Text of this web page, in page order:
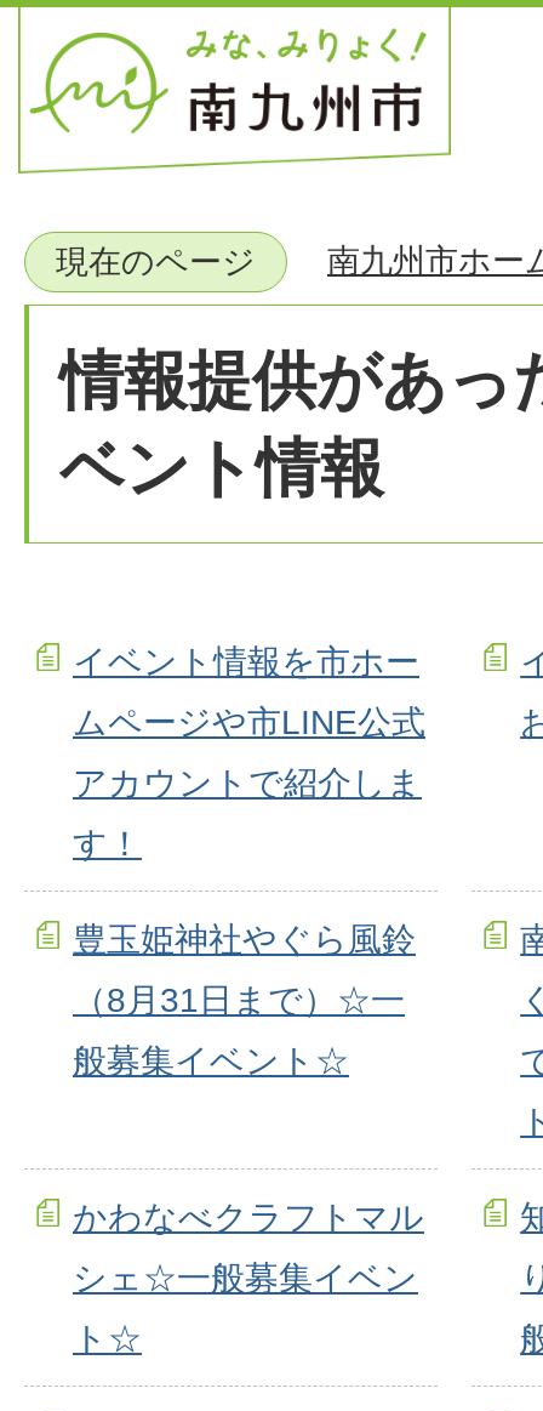
現在のページ 南九州市ホー
情報提供があっ
ベント情報
イベント情報を市ホー
ムページや市LINE公式
アカウントで紹介しま
す！
豊玉姫神社やぐら風鈴
（8月31日まで）☆一
般募集イベント☆
かわなべクラフトマル
シェ☆一般募集イベン
ト☆